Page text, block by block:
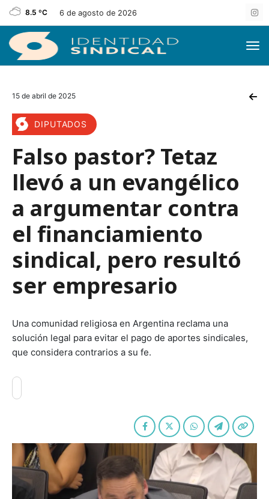
8.5 ºC 6 de agosto de 2026
15 de abril de 2025
DIPUTADOS
Falso pastor? Tetaz
llevó a un evangélico
a argumentar contra
el financiamiento
sindical, pero resultó
ser empresario
Una comunidad religiosa en Argentina reclama una
solución legal para evitar el pago de aportes sindicales,
que considera contrarios a su fe.